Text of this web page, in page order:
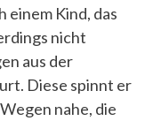
einem Kind, das
nicht
aus der
Diese spinnt er
nahe, die